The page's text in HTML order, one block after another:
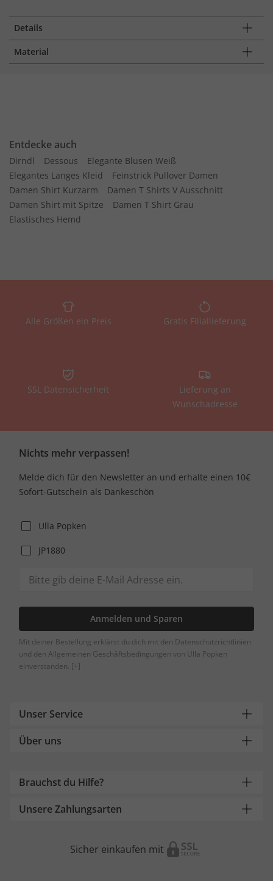
Details
Material
Entdecke auch
Dirndl Dessous
Elegante Blusen Weiß
Elegantes Langes Kleid
Feinstrick Pullover Damen
Damen Shirt Kurzarm
Damen T Shirts V Ausschnitt
Damen Shirt mit Spitze
Damen T Shirt Grau
Elastisches Hemd
Alle Größen ein Preis Gratis Filiallieferung
SSL Datensicherheit
Lieferung an
Wunschadresse
Nichts mehr verpassen!
Melde dich für den Newsletter an und erhalte einen 10€
Sofort-Gutschein als Dankeschön
Ulla Popken
JP1880
Anmelden und Sparen
Mit deiner Bestellung erklärst du dich mit den Datenschutzrichtlinien
und den Allgemeinen Geschäftsbedingungen von Ulla Popken
einverstanden. [+]
Unser Service
Über uns
Brauchst du Hilfe?
Unsere Zahlungsarten
Sicher einkaufen mit